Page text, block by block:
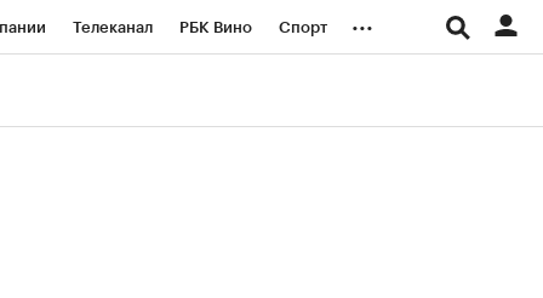
Телеканал РБК Вино Спорт ...